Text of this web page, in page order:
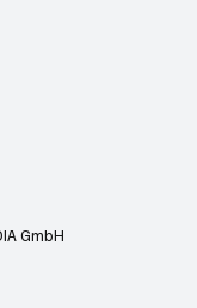
GmbH